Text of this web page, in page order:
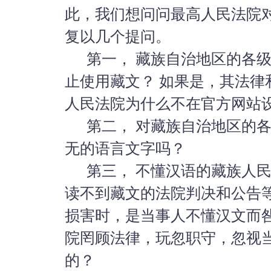
此，我们想问问最高人民法院
复以几个提问。
第一， 藏族自治地区的各
止使用藏文？ 如果是，其法
人民法院为什么不在官方网站
第二， 对藏族自治地区的
无的语言文字吗？
第三， 不懂汉语的藏族人
读不到藏文的法院判决和公告
损害时 ，是当事人不懂汉文
院罔顾法律，玩忽职守， 忽视
的？